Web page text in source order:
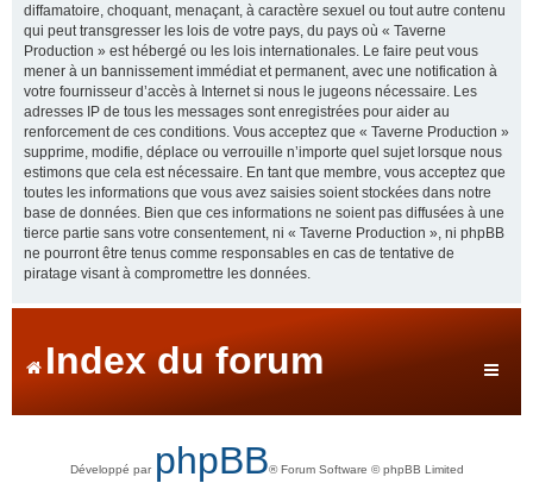
diffamatoire, choquant, menaçant, à caractère sexuel ou tout autre contenu
qui peut transgresser les lois de votre pays, du pays où « Taverne
Production » est hébergé ou les lois internationales. Le faire peut vous
mener à un bannissement immédiat et permanent, avec une notification à
votre fournisseur d’accès à Internet si nous le jugeons nécessaire. Les
adresses IP de tous les messages sont enregistrées pour aider au
renforcement de ces conditions. Vous acceptez que « Taverne Production »
supprime, modifie, déplace ou verrouille n’importe quel sujet lorsque nous
estimons que cela est nécessaire. En tant que membre, vous acceptez que
toutes les informations que vous avez saisies soient stockées dans notre
base de données. Bien que ces informations ne soient pas diffusées à une
tierce partie sans votre consentement, ni « Taverne Production », ni phpBB
ne pourront être tenus comme responsables en cas de tentative de
piratage visant à compromettre les données.
Index du forum
Développé par phpBB® Forum Software © phpBB Limited